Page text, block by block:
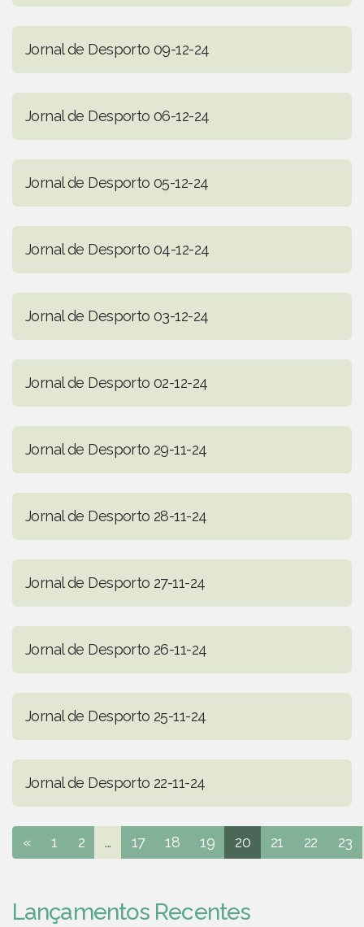
Jornal de Desporto 09-12-24
Jornal de Desporto 06-12-24
Jornal de Desporto 05-12-24
Jornal de Desporto 04-12-24
Jornal de Desporto 03-12-24
Jornal de Desporto 02-12-24
Jornal de Desporto 29-11-24
Jornal de Desporto 28-11-24
Jornal de Desporto 27-11-24
Jornal de Desporto 26-11-24
Jornal de Desporto 25-11-24
Jornal de Desporto 22-11-24
« 1 2 ... 17 18 19 20 21 22 23
Lançamentos Recentes